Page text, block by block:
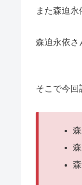
また森迫
森迫永依さ
そこで今回